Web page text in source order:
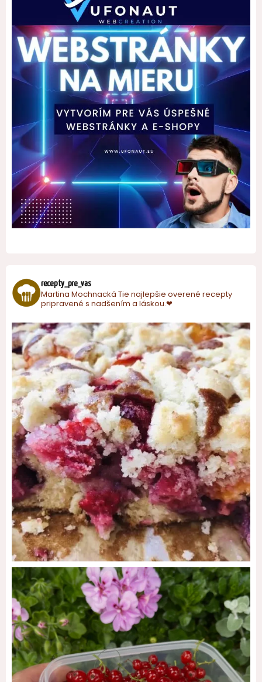
recepty_pre_vas
Martina Mochnacká Tie najlepšie overené recepty
pripravené s nadšením a láskou.❤